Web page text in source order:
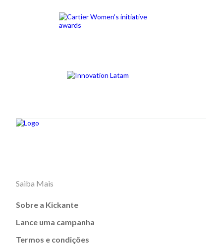
Saiba Mais
Sobre a Kickante
Lance uma campanha
Termos e condições